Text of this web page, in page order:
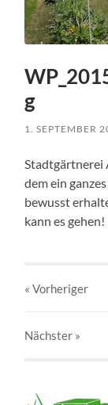
g
1. SEPTEMBER
Stadtgärtnerei
dem ein
bewusst
kann es gehen!
« Vorheriger
Nächster »